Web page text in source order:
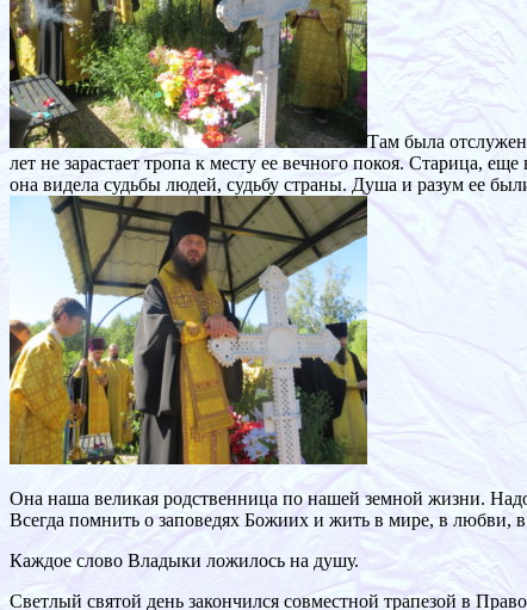
Там была
лет не зарастает тропа к месту ее вечного покоя. Старица,
она видела судьбы людей, судьбу страны. Душа и разум ее
Она наша великая родственница по нашей земной жизни.
Всегда помнить о заповедях Божиих и жить в мире, в любви,
Каждое слово Владыки ложилось на душу.
Светлый святой день закончился совместной трапезой в